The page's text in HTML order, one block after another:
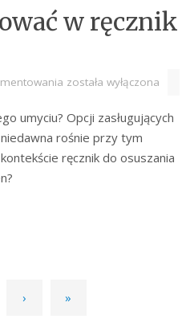
w ręcznik
została wyłączona
umyciu? Opcji zasługujących
rośnie przy tym
ręcznik do osuszania
› »